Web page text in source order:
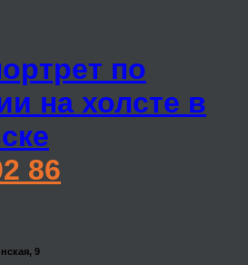
по
на холсте в
86
9